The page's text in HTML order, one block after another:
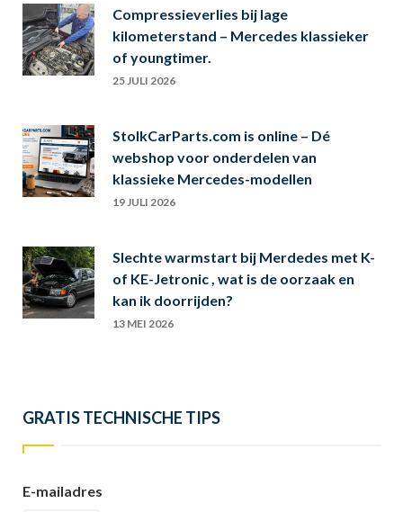
Compressieverlies bij lage
kilometerstand – Mercedes klassieker
of youngtimer.
25 JULI 2026
StolkCarParts.com is online – Dé
webshop voor onderdelen van
klassieke Mercedes-modellen
19 JULI 2026
Slechte warmstart bij Merdedes met K-
of KE-Jetronic , wat is de oorzaak en
kan ik doorrijden?
13 MEI 2026
GRATIS TECHNISCHE TIPS
E-mailadres